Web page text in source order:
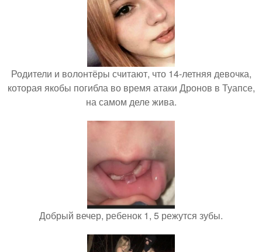
Родители и волонтёры считают, что 14-летняя девочка,
которая якобы погибла во время атаки Дронов в Туапсе,
на самом деле жива.
Добрый вечер, ребенок 1, 5 режутся зубы.